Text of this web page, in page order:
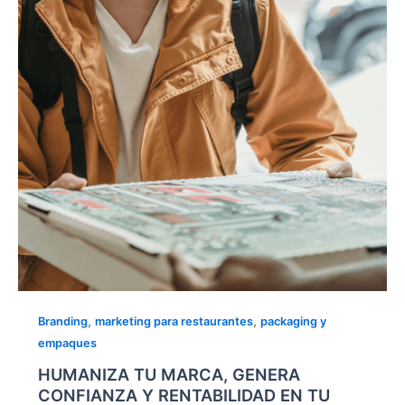
Branding, marketing para restaurantes, packaging y
empaques
HUMANIZA TU MARCA, GENERA
CONFIANZA Y RENTABILIDAD EN TU
CONFIANZA
RENTABILIDAD
TU
NEGOCIO
DE
COMIDA
RÁPIDA